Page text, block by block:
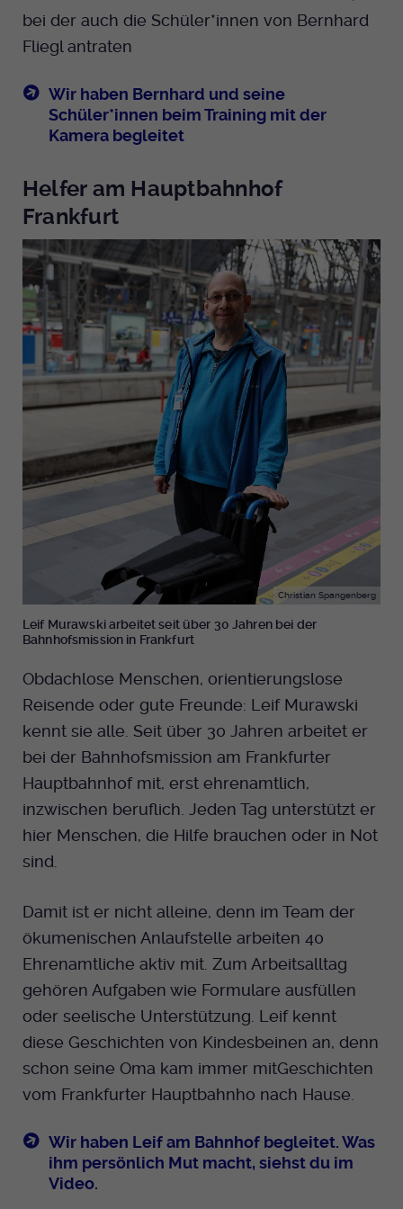
bei der auch die Schüler*innen von Bernhard
Fliegl antraten
Wir haben Bernhard und seine
Schüler*innen beim Training mit der
Kamera begleitet
Helfer am Hauptbahnhof
Frankfurt
Christian Spangenberg
Leif Murawski arbeitet seit über 30 Jahren bei der
Bahnhofsmission in Frankfurt
Obdachlose Menschen, orientierungslose
Reisende oder gute Freunde: Leif Murawski
kennt sie alle. Seit über 30 Jahren arbeitet er
bei der Bahnhofsmission am Frankfurter
Hauptbahnhof mit, erst ehrenamtlich,
inzwischen beruflich. Jeden Tag unterstützt er
hier Menschen, die Hilfe brauchen oder in Not
sind.
Damit ist er nicht alleine, denn im Team der
ökumenischen Anlaufstelle arbeiten 40
Ehrenamtliche aktiv mit. Zum Arbeitsalltag
gehören Aufgaben wie Formulare ausfüllen
oder seelische Unterstützung. Leif kennt
diese Geschichten von Kindesbeinen an, denn
schon seine Oma kam immer mitGeschichten
vom Frankfurter Hauptbahnho nach Hause.
Wir haben Leif am Bahnhof begleitet. Was
ihm persönlich Mut macht, siehst du im
Video.